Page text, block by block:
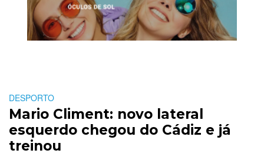
DESPORTO
Mario Climent: novo lateral
esquerdo chegou do Cádiz e já
treinou